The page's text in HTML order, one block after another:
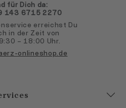
für Dich da:
143 6715 2270
erreichst Du
in der Zeit von
– 18:00 Uhr.
onlineshop.de